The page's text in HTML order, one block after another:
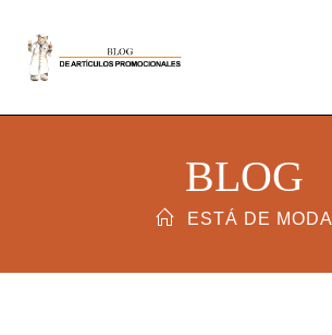
BLOG
ESTÁ DE MODA